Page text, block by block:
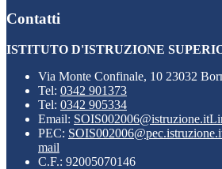
Contatti
ISTITUTO D'ISTRUZIONE
Via Monte Confinale, 10 23032
Tel: 0342 901373
Tel: 0342 905334
Email: SOIS002006@istruzione.it
PEC:
mail
C.F.: 92005070146